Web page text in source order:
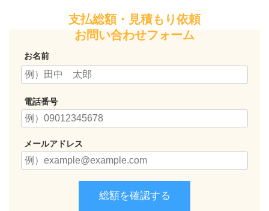
支払総額・見積もり依頼
お問い合わせフォーム
お名前
電話番号
メールアドレス